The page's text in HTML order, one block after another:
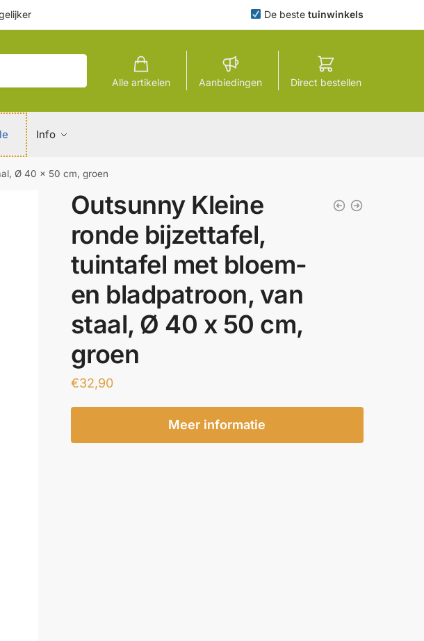
De beste tuinwinkels
Alle artikelen Aanbiedingen Direct bestellen
Info
Ø 40 x 50 cm, groen
Outsunny Kleine
ronde bijzettafel,
tuintafel met bloem-
en bladpatroon, van
staal, Ø 40 x 50 cm,
groen
€32,90
Meer informatie